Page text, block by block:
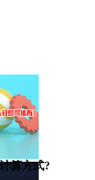
算方式?